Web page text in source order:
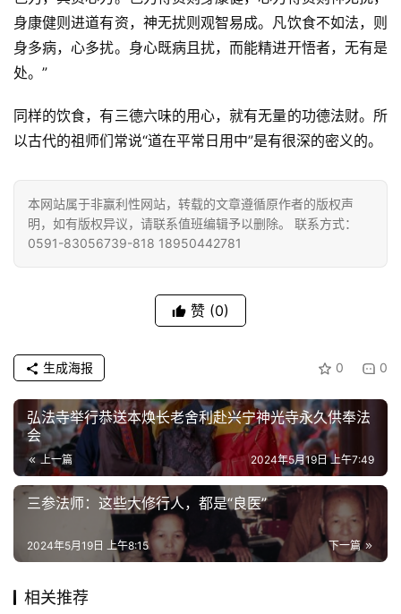
心
乐
菩
提
专
题
公
益
慈
善
人
物
寺
巡
礼
视
频
登录
身康健则进道有资，神无扰则观智易成。凡饮食不如法，则
身多病，心多扰。身心既病且扰，而能精进开悟者，无有是
处。”
同样的饮食，有三德六味的用心，就有无量的功德法财。所
以古代的祖师们常说“道在平常日用中”是有很深的密义的。
本网站属于非赢利性网站，转载的文章遵循原作者的版权声
明，如有版权异议，请联系值班编辑予以删除。 联系方式：
0591-83056739-818 18950442781
赞 (0)
0 0
生成海报
弘法寺举行恭送本焕长老舍利赴兴宁神光寺永久供奉法
会
上一篇 2024年5月19日 上午7:49
三参法师：这些大修行人，都是“良医”
下一篇
2024年5月19日 上午8:15
相关推荐